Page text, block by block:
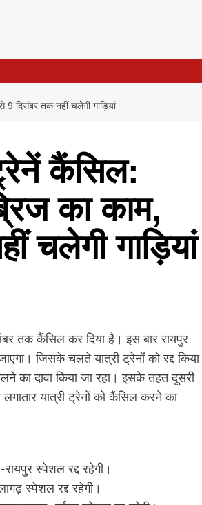
दिसंबर तक नहीं चलेगी गाड़ियां
कैंसिल:
का काम,
चलेगी गाड़ियां
तक कैंसिल कर दिया है। इस बार रायपुर
जिसके चलते यात्री ट्रेनों को रद्द किया
का दावा किया जा रहा। इसके तहत दूसरी
यात्री ट्रेनों को कैंसिल करने का
स्पेशल रद्द रहेगी।
स्पेशल रद्द रहेगी।